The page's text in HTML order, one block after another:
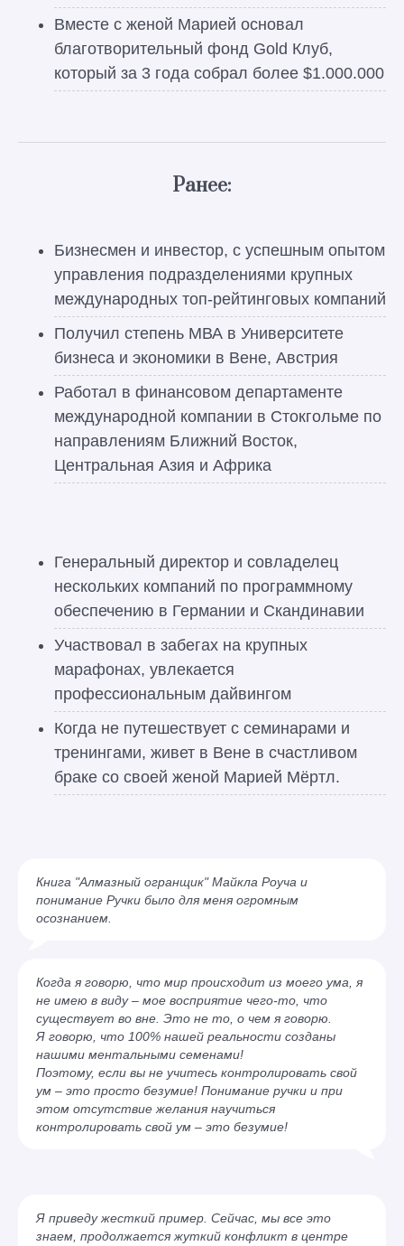
Вместе с женой Марией основал
благотворительный фонд Gold Клуб,
который за 3 года собрал более $1.000.000
Ранее:
Бизнесмен и инвестор, с успешным опытом
управления подразделениями крупных
международных топ-рейтинговых компаний
Получил степень МВА в Университете
бизнеса и экономики в Вене, Австрия
Работал в финансовом департаменте
международной компании в Стокгольме по
направлениям Ближний Восток,
Центральная Азия и Африка
Генеральный директор и совладелец
нескольких компаний по программному
обеспечению в Германии и Скандинавии
Участвовал в забегах на крупных
марафонах, увлекается
профессиональным дайвингом
Когда не путешествует с семинарами и
тренингами, живет в Вене в счастливом
браке со своей женой Марией Мёртл.
Книга "Алмазный огранщик" Майкла Роуча и
понимание Ручки было для меня огромным
осознанием.
Когда я говорю, что мир происходит из моего ума, я
не имею в виду – мое восприятие чего-то, что
существует во вне. Это не то, о чем я говорю.
Я говорю, что 100% нашей реальности созданы
нашими ментальными семенами!
Поэтому, если вы не учитесь контролировать свой
ум – это просто безумие! Понимание ручки и при
этом отсутствие желания научиться
контролировать свой ум – это безумие!
Я приведу жесткий пример. Сейчас, мы все это
знаем, продолжается жуткий конфликт в центре